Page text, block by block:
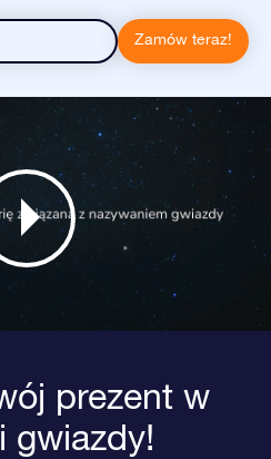
Zamów teraz!
prezent w
gwiazdy!